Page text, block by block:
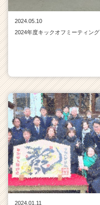
2024.05.10
2024年度キックオフミーティング
2024.01.11